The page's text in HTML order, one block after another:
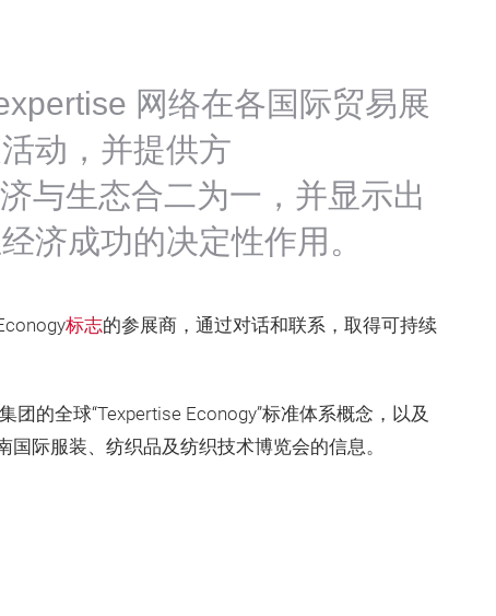
网络在各国际贸易展
动，并提供方
与生态合二为一，并显示出
济成功的决定性作用。
标志的参展商，通过对话和联系，取得可持续
团的全球“Texpertise Econogy”标准体系概念，以及
际服装、纺织品及纺织技术博览会的信息。